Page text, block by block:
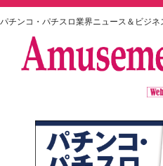
パチンコ・パチスロ業界ニュース＆ビジネ